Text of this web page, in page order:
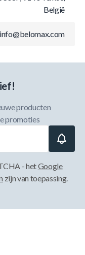
België
info@belomax.com
producten
promoties
- hetGoogle
zijn van toepassing.